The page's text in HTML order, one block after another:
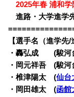
・2025年春 浦和学
・進路・大学進学
【選手名（進学先/
・轟弘成 (駿河
・岡元祥吾 (駿河
・椎津陽太 (仙台
・岡田雄太 (函館